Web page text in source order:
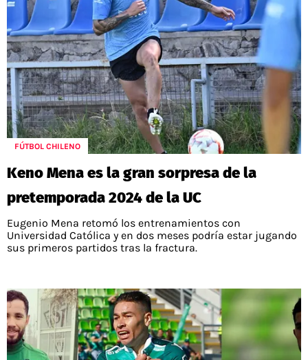
FÚTBOL CHILENO
Keno Mena es la gran sorpresa de la
pretemporada 2024 de la UC
Eugenio Mena retomó los entrenamientos con
Universidad Católica y en dos meses podría estar jugando
sus primeros partidos tras la fractura.